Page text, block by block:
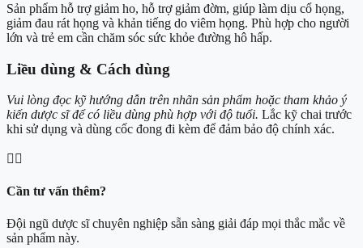
Sản phẩm hỗ trợ giảm ho, hỗ trợ giảm đờm, giúp làm dịu cổ họng,
giảm đau rát họng và khản tiếng do viêm họng. Phù hợp cho người
lớn và trẻ em cần chăm sóc sức khỏe đường hô hấp.
Liều dùng & Cách dùng
Vui lòng đọc kỹ hướng dẫn trên nhãn sản phẩm hoặc tham khảo ý
kiến dược sĩ để có liều dùng phù hợp với độ tuổi. Lắc kỹ chai trước
khi sử dụng và dùng cốc đong đi kèm để đảm bảo độ chính xác.
👨‍⚕️
Cần tư vấn thêm?
Đội ngũ dược sĩ chuyên nghiệp sẵn sàng giải đáp mọi thắc mắc về
sản phẩm này.